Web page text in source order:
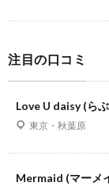
注目の口コミ
Love U daisy (ら
東京・秋葉原
Mermaid (マーメ